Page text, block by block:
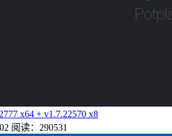
x64 + v1.7.22570 x8
阅读：290531